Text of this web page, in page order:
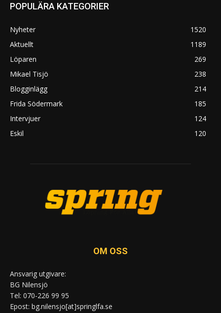
POPULÄRA KATEGORIER
Nyheter
1520
Aktuellt
1189
Löparen
269
Mikael Tisjö
238
Blogginlägg
214
Frida Södermark
185
Intervjuer
124
Eskil
120
OM OSS
Ansvarig utgivare:
BG Nilensjö
Tel: 070-226 99 95
Epost: bg.nilensjo[at]springlfa.se